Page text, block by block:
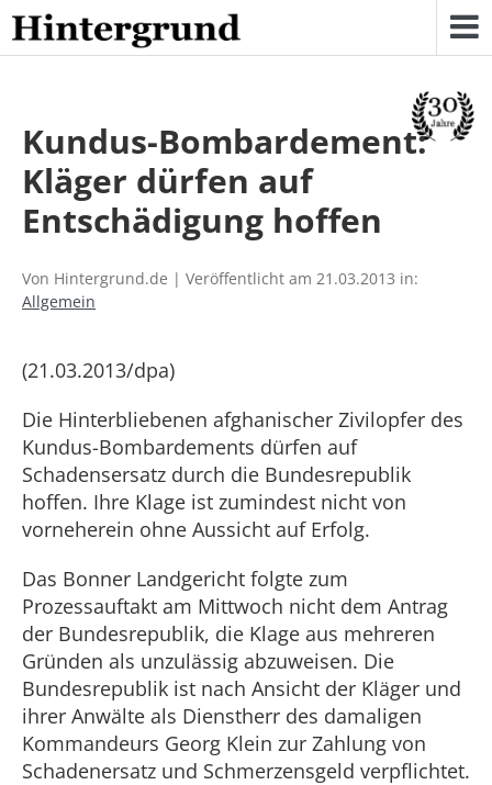
Skip
to
content
Kundus-Bombardement:
Kläger dürfen auf
Entschädigung hoffen
Von Hintergrund.de | Veröffentlicht am 21.03.2013 in:
Allgemein
(21.03.2013/dpa)
Die Hinterbliebenen afghanischer Zivilopfer des
Kundus-Bombardements dürfen auf
Schadensersatz durch die Bundesrepublik
hoffen. Ihre Klage ist zumindest nicht von
vorneherein ohne Aussicht auf Erfolg.
Das Bonner Landgericht folgte zum
Prozessauftakt am Mittwoch nicht dem Antrag
der Bundesrepublik, die Klage aus mehreren
Gründen als unzulässig abzuweisen. Die
Bundesrepublik ist nach Ansicht der Kläger und
ihrer Anwälte als Dienstherr des damaligen
Kommandeurs Georg Klein zur Zahlung von
Schadenersatz und Schmerzensgeld verpflichtet.